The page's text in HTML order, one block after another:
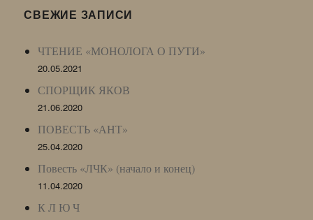
LJ
СВЕЖИЕ ЗАПИСИ
ЧТЕНИЕ «МОНОЛОГА О ПУТИ»
20.05.2021
СПОРЩИК ЯКОВ
21.06.2020
ПОВЕСТЬ «АНТ»
25.04.2020
Повесть «ЛЧК» (начало и конец)
11.04.2020
К Л Ю Ч